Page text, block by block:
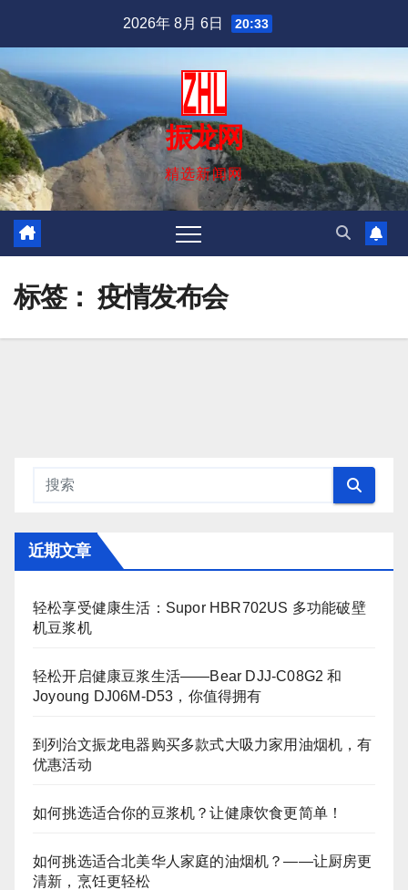
内
容
2026年 8月 6日 20:33
振龙网
精选新闻网
标签： 疫情发布会
近期文章
轻松享受健康生活：Supor HBR702US 多功能破壁
机豆浆机
轻松开启健康豆浆生活——Bear DJJ‑C08G2 和
Joyoung DJ06M‑D53，你值得拥有
到列治文振龙电器购买多款式大吸力家用油烟机，有
优惠活动
如何挑选适合你的豆浆机？让健康饮食更简单！
如何挑选适合北美华人家庭的油烟机？——让厨房更
清新，烹饪更轻松